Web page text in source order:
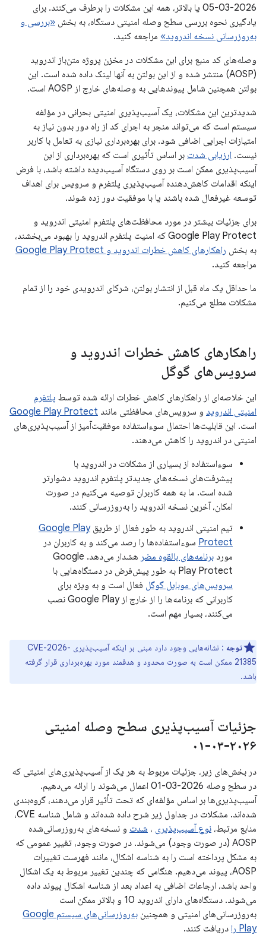
2026-03-05 یا بالاتر، همه این مشکلات را برطرف می‌کنند. برای
یادگیری نحوه بررسی سطح وصله امنیتی دستگاه، به بخش «بررسی و
به‌روزرسانی نسخه اندروید» مراجعه کنید.
وصله‌های کد منبع برای این مشکلات در مخزن پروژه متن‌باز اندروید
(AOSP) منتشر شده و از این بولتن به آنها لینک داده شده است. این
بولتن همچنین شامل پیوندهایی به وصله‌های خارج از AOSP است.
شدیدترین این مشکلات، یک آسیب‌پذیری امنیتی بحرانی در مؤلفه
سیستم است که می‌تواند منجر به اجرای کد از راه دور بدون نیاز به
امتیازات اجرایی اضافی شود. برای بهره‌برداری نیازی به تعامل با کاربر
نیست. ارزیابی شدت بر اساس تأثیری است که بهره‌برداری از این
آسیب‌پذیری ممکن است بر روی دستگاه آسیب‌دیده داشته باشد، با فرض
اینکه اقدامات کاهش‌دهنده آسیب‌پذیری پلتفرم و سرویس برای اهداف
توسعه غیرفعال شده باشند یا با موفقیت دور زده شوند.
برای جزئیات بیشتر در مورد محافظت‌های پلتفرم امنیتی اندروید و
Google Play Protect که امنیت پلتفرم اندروید را بهبود می‌بخشند،
به بخش راهکارهای کاهش خطرات اندروید و Google Play Protect
مراجعه کنید.
ما حداقل یک ماه قبل از انتشار بولتن، شرکای اندرویدی خود را از تمام
مشکلات مطلع می‌کنیم.
راهکارهای کاهش خطرات اندروید و
سرویس‌های گوگل
این خلاصه‌ای از راهکارهای کاهش خطرات ارائه شده توسط پلتفرم
امنیتی اندروید و سرویس‌های محافظتی مانند Google Play Protect
است. این قابلیت‌ها احتمال سوءاستفاده موفقیت‌آمیز از آسیب‌پذیری‌های
امنیتی در اندروید را کاهش می‌دهند.
سوءاستفاده از بسیاری از مشکلات در اندروید با
پیشرفت‌های نسخه‌های جدیدتر پلتفرم اندروید دشوارتر
شده است. ما به همه کاربران توصیه می‌کنیم در صورت
امکان، آخرین نسخه اندروید را به‌روزرسانی کنند.
تیم امنیتی اندروید به طور فعال از طریقGoogle Play
Protect سوءاستفاده‌ها را رصد می‌کند و به کاربران در
مورد برنامه‌های بالقوه مضر
هشدار می‌دهد. Google
Play Protect به طور پیش‌فرض در دستگاه‌هایی با
سرویس‌های موبایل گوگل فعال است و به ویژه برای
کاربرانی که برنامه‌ها را از خارج از Google Play نصب
می‌کنند، بسیار مهم است.
توجه
: نشانه‌هایی وجود دارد مبنی بر اینکه آسیب‌پذیری CVE-2026-
21385 ممکن است به صورت محدود و هدفمند مورد بهره‌برداری قرار گرفته
باشد.
جزئیات آسیب‌پذیری سطح وصله امنیتی
۲۰۲۶-۰۳-۰۱
در بخش‌های زیر، جزئیات مربوط به هر یک از آسیب‌پذیری‌های امنیتی که
در سطح وصله 2026-03-01 اعمال می‌شوند را ارائه می‌دهیم.
آسیب‌پذیری‌ها بر اساس مؤلفه‌ای که تحت تأثیر قرار می‌دهند، گروه‌بندی
شده‌اند. مشکلات در جداول زیر شرح داده شده‌اند و شامل شناسه CVE،
منابع مرتبط، نوع آسیب‌پذیری ، شدت و نسخه‌های به‌روزرسانی‌شده
AOSP (در صورت وجود) می‌شوند. در صورت وجود، تغییر عمومی که
به مشکل پرداخته است را به شناسه اشکال، مانند فهرست تغییرات
AOSP، پیوند می‌دهیم. هنگامی که چندین تغییر مربوط به یک اشکال
واحد باشد، ارجاعات اضافی به اعداد بعد از شناسه اشکال پیوند داده
می‌شوند. دستگاه‌های دارای اندروید 10 و بالاتر ممکن است
به‌روزرسانی‌های امنیتی و همچنین
به‌روزرسانی‌های سیستم Google
Play را
دریافت کنند.